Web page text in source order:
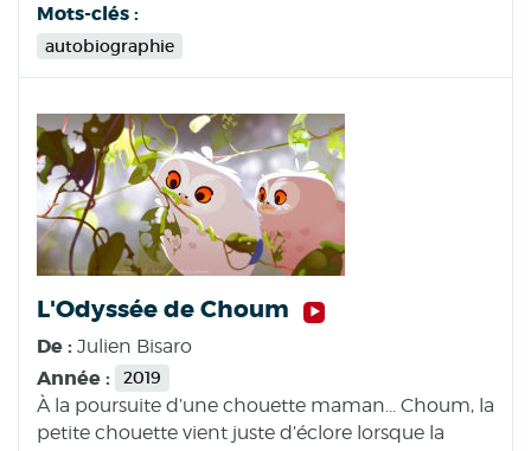
Mots-clés :
autobiographie
L'Odyssée de Choum
De : Julien Bisaro
Année : 2019
À la poursuite d’une chouette maman... Choum, la
petite chouette vient juste d’éclore lorsque la